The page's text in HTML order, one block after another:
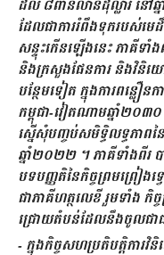
ដល់ ៨ពាន់លានដុល្លារ នៅ
ដែលជាការរំពឹងទុករបស់មេដឹ
សន្ទុះកើនឡើងនេះ ភាគីទាំ
និងក្រសួងផែនការ និងវិនិយ
បន្ថែមទៀត ក្នុងការពន្លឿនក
កម្ពុជា-វៀតណាមឆ្នាំ២០៣
ស្នើសុំបញ្ចប់សមិទ្ធិលទ្ធភាពន
ឆ្នាំ២០២២ ។ ភាគីទាំងពីរ
បទបញ្ញតិនៃកិច្ចព្រមព្រៀងទ្
ជាភាគីហត្ថលេខី រួមទាំង កិច្
ជ្រោយតំបន់ដែលនឹងចូលជាធ
- ក្នុងកិច្ចសហប្រតិបត្តិការ